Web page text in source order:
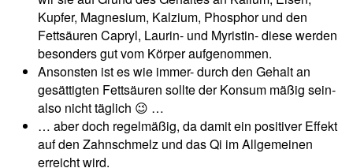
Kupfer, Magnesium, Kalzium, Phosphor und den
Fettsäuren Capryl, Laurin- und Myristin- diese werden
besonders gut vom Körper aufgenommen.
Ansonsten ist es wie immer- durch den Gehalt an
gesättigten Fettsäuren sollte der Konsum mäßig sein-
also nicht täglich 😉 …
… aber doch regelmäßig, da damit ein positiver Effekt
auf den Zahnschmelz und das Qi im Allgemeinen
erreicht wird.